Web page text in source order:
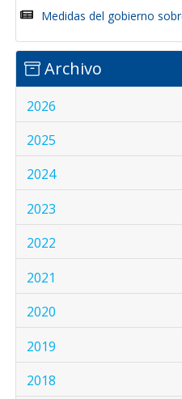
Medidas del gobierno
Archivo
2026
2025
2024
2023
2022
2021
2020
2019
2018